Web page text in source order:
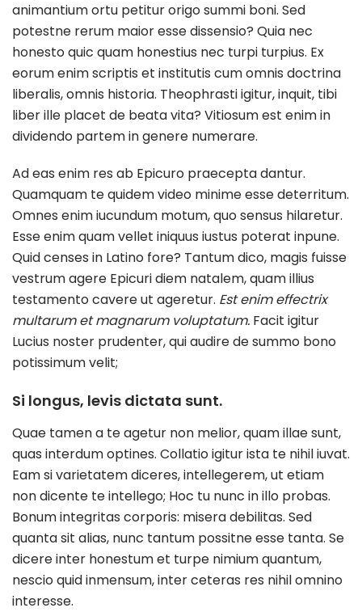
animantium ortu petitur origo summi boni. Sed
potestne rerum maior esse dissensio? Quia nec
honesto quic quam honestius nec turpi turpius. Ex
eorum enim scriptis et institutis cum omnis doctrina
liberalis, omnis historia. Theophrasti igitur, inquit, tibi
liber ille placet de beata vita? Vitiosum est enim in
dividendo partem in genere numerare.
Ad eas enim res ab Epicuro praecepta dantur.
Quamquam te quidem video minime esse deterritum.
Omnes enim iucundum motum, quo sensus hilaretur.
Esse enim quam vellet iniquus iustus poterat inpune.
Quid censes in Latino fore? Tantum dico, magis fuisse
vestrum agere Epicuri diem natalem, quam illius
testamento cavere ut ageretur. Est enim effectrix
multarum et magnarum voluptatum. Facit igitur
Lucius noster prudenter, qui audire de summo bono
potissimum velit;
Si longus, levis dictata sunt.
Quae tamen a te agetur non melior, quam illae sunt,
quas interdum optines. Collatio igitur ista te nihil iuvat.
Eam si varietatem diceres, intellegerem, ut etiam
non dicente te intellego; Hoc tu nunc in illo probas.
Bonum integritas corporis: misera debilitas. Sed
quanta sit alias, nunc tantum possitne esse tanta. Se
dicere inter honestum et turpe nimium quantum,
nescio quid inmensum, inter ceteras res nihil omnino
interesse.